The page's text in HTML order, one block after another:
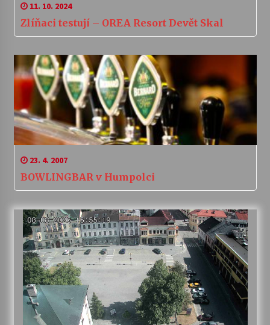
11. 10. 2024
Zlíňaci testují – OREA Resort Devět Skal
23. 4. 2007
BOWLINGBAR v Humpolci